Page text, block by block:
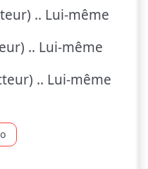
.. Lui-même
.. Lui-même
.. Lui-même